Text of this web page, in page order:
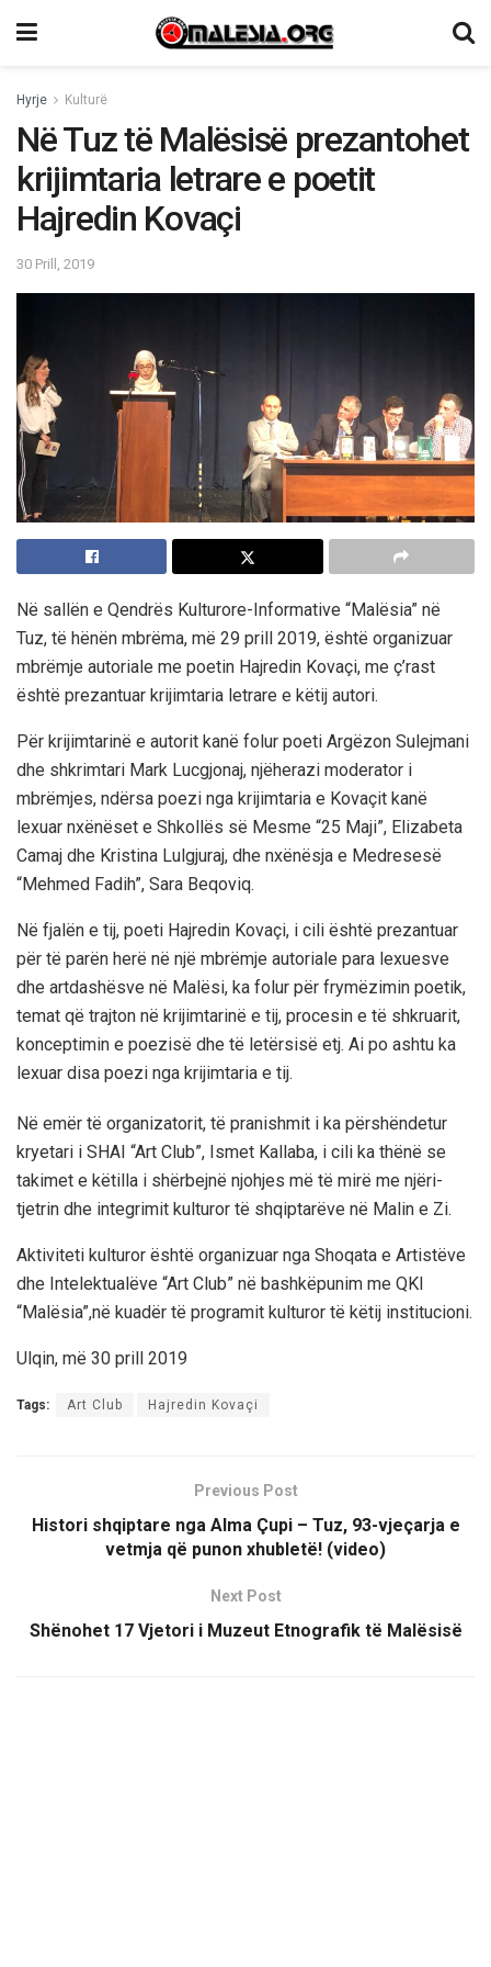
Hyrje Kulturë
Në Tuz të Malësisë prezantohet
krijimtaria letrare e poetit
Hajredin Kovaçi
30 Prill, 2019
Në sallën e Qendrës Kulturore-Informative “Malësia” në
Tuz, të hënën mbrëma, më 29 prill 2019, është organizuar
mbrëmje autoriale me poetin Hajredin Kovaçi, me ç’rast
është prezantuar krijimtaria letrare e këtij autori.
Për krijimtarinë e autorit kanë folur poeti Argëzon Sulejmani
dhe shkrimtari Mark Lucgjonaj, njëherazi moderator i
mbrëmjes, ndërsa poezi nga krijimtaria e Kovaçit kanë
lexuar nxënëset e Shkollës së Mesme “25 Maji”, Elizabeta
Camaj dhe Kristina Lulgjuraj, dhe nxënësja e Medresesë
“Mehmed Fadih”, Sara Beqoviq.
Në fjalën e tij, poeti Hajredin Kovaçi, i cili është prezantuar
për të parën herë në një mbrëmje autoriale para lexuesve
dhe artdashësve në Malësi, ka folur për frymëzimin poetik,
temat që trajton në krijimtarinë e tij, procesin e të shkruarit,
konceptimin e poezisë dhe të letërsisë etj. Ai po ashtu ka
lexuar disa poezi nga krijimtaria e tij.
Në emër të organizatorit, të pranishmit i ka përshëndetur
kryetari i SHAI “Art Club”, Ismet Kallaba, i cili ka thënë se
takimet e këtilla i shërbejnë njohjes më të mirë me njëri-
tjetrin dhe integrimit kulturor të shqiptarëve në Malin e Zi.
Aktiviteti kulturor është organizuar nga Shoqata e Artistëve
dhe Intelektualëve “Art Club” në bashkëpunim me QKI
“Malësia”,në kuadër të programit kulturor të këtij institucioni.
Ulqin, më 30 prill 2019
Tags: Art Club Hajredin Kovaçi
Previous Post
Histori shqiptare nga Alma Çupi – Tuz, 93-vjeçarja e
vetmja që punon xhubletë! (video)
Next Post
Shënohet 17 Vjetori i Muzeut Etnografik të Malësisë